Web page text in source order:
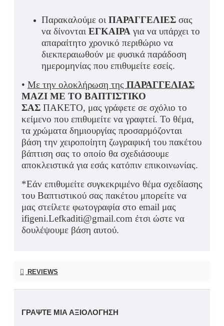
Παρακαλούμε οι ΠΑΡΑΓΓΕΛΙΕΣ σας
να δίνονται ΕΓΚΑΙΡΑ για να υπάρχει το
απαραίτητο χρονικό περιθώριο να
διεκπεραιωθούν με φυσικά παράδοση
ημερομηνίας που επιθυμείτε εσείς.
• Με την ολοκλήρωση της ΠΑΡΑΓΓΕΛΙΑΣ
ΜΑΖΙ ΜΕ ΤΟ ΒΑΠΤΙΣΤΙΚΟ
ΣΑΣ ΠΑΚΕΤΟ, μας γράφετε σε σχόλιο το
κείμενο που επιθυμείτε να γραφτεί. Το θέμα,
τα χρώματα δημιουργίας προσαρμόζονται
βάση την χειροποίητη ζωγραφική του πακέτου
βάπτιση σας το οποίο θα σχεδιάσουμε
αποκλειστικά για εσάς κατόπιν επικοινωνίας.
*Εάν επιθυμείτε συγκεκριμένο θέμα σχεδίασης
του Βαπτιστικού σας πακέτου μπορείτε να
μας στείλετε φωτογραφία στο email μας
ifigeni.Lefkaditi@gmail.com έτσι ώστε να
δουλέψουμε βάση αυτού.
REVIEWS
ΓΡΆΨΤΕ ΜΙΑ ΑΞΙΟΛΌΓΗΣΗ